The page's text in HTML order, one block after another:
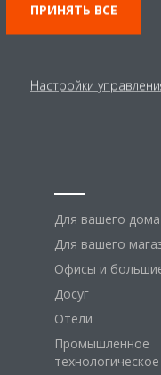
Для вашего дома
Для вашего
Офисы и
Досуг
Отели
Промышленное
ПРИНЯТЬ ВСЕ
Настройки